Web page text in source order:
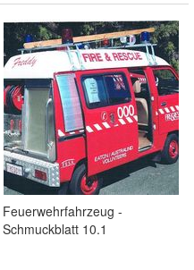
Feuerwehrfahrzeug -
Schmuckblatt 10.1